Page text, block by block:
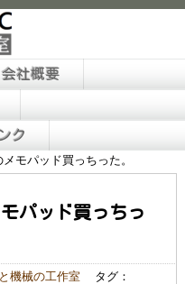
会社概要
ク
モパッド買っちった。
パッド買っちっ
機械の工作室タグ：